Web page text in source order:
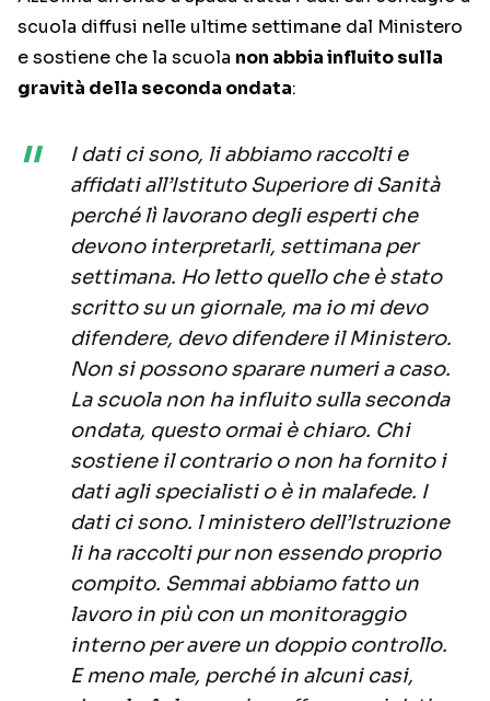
scuola diffusi nelle ultime settimane dal Ministero
e sostiene che la scuola non abbia influito sulla
gravità della seconda ondata:
I dati ci sono, li abbiamo raccolti e
affidati all’Istituto Superiore di Sanità
perché lì lavorano degli esperti che
devono interpretarli, settimana per
settimana. Ho letto quello che è stato
scritto su un giornale, ma io mi devo
difendere, devo difendere il Ministero.
Non si possono sparare numeri a caso.
La scuola non ha influito sulla seconda
ondata, questo ormai è chiaro. Chi
sostiene il contrario o non ha fornito i
dati agli specialisti o è in malafede. I
dati ci sono. l ministero dell’Istruzione
li ha raccolti pur non essendo proprio
compito. Semmai abbiamo fatto un
lavoro in più con un monitoraggio
interno per avere un doppio controllo.
E meno male, perché in alcuni casi,